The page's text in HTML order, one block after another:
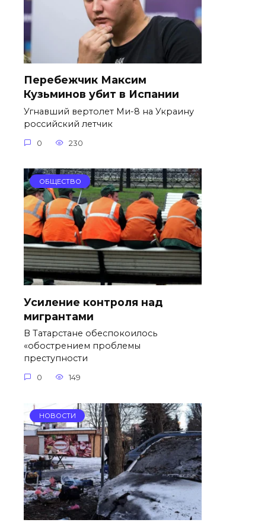
Перебежчик Максим
Кузьминов убит в Испании
Угнавший вертолет Ми-8 на Украину
российский летчик
0 230
ОБЩЕСТВО
Усиление контроля над
мигрантами
В Татарстане обеспокоилось
«обострением проблемы
преступности
0 149
НОВОСТИ